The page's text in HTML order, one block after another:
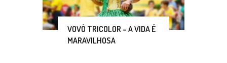
VOVÓ TRICOLOR – A VIDA É
MARAVILHOSA